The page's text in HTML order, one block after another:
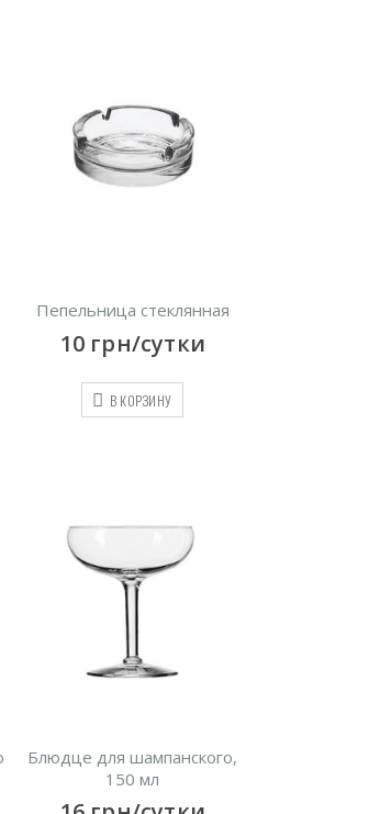
Пепельница стеклянная
10 грн/сутки
В КОРЗИНУ
Блюдце для шампанского,
150 мл